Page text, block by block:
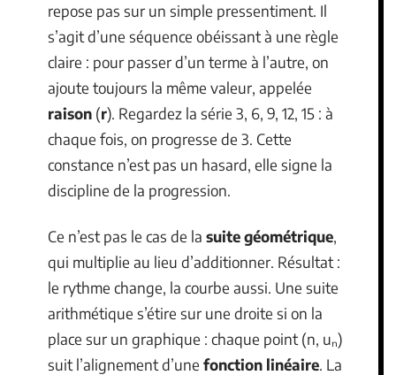
repose pas sur un simple pressentiment. Il
s’agit d’une séquence obéissant à une règle
claire : pour passer d’un terme à l’autre, on
ajoute toujours la même valeur, appelée
raison (r). Regardez la série 3, 6, 9, 12, 15 : à
chaque fois, on progresse de 3. Cette
constance n’est pas un hasard, elle signe la
discipline de la progression.
Ce n’est pas le cas de la suite géométrique,
qui multiplie au lieu d’additionner. Résultat :
le rythme change, la courbe aussi. Une suite
arithmétique s’étire sur une droite si on la
place sur un graphique : chaque point (n, uₙ)
suit l’alignement d’une fonction linéaire. La